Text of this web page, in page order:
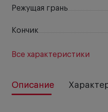
Режущая грань
Кончик
Все характеристики
Описание